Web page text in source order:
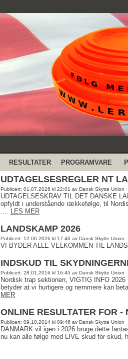
RESULTATER PROGRAMVARE
UDTAGELSESREGLER NT
Publicert: 01.07.2026 kl 22:01 av Dansk Skytte Union
UDTAGELSESKRAV TIL DET DANSKE
opfyldt i understående rækkefølge, til
.... LES MER
LANDSKAMP 2026
Publicert: 12.06.2026 kl 17:46 av Dansk Skytte Union
VI BYDER ALLE VELKOMMEN TIL
INDSKUD TIL
Publicert: 28.01.2016 kl 16:45 av Dansk Skytte Union
Nordisk trap sektionen, VIGTIG INFO
betyder at vi hurtigere og nemmere kan
MER
ONLINE RESULTATER FOR -
Publicert: 09.10.2014 kl 09:46 av Dansk Skytte Union
DANMARK vil igen i 2026 bruge dette
nu kan alle følge med LIVE skud for skud,